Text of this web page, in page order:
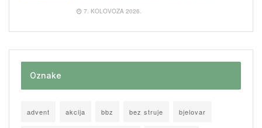
7. KOLOVOZA 2026.
Oznake
advent akcija bbz bez struje bjelovar